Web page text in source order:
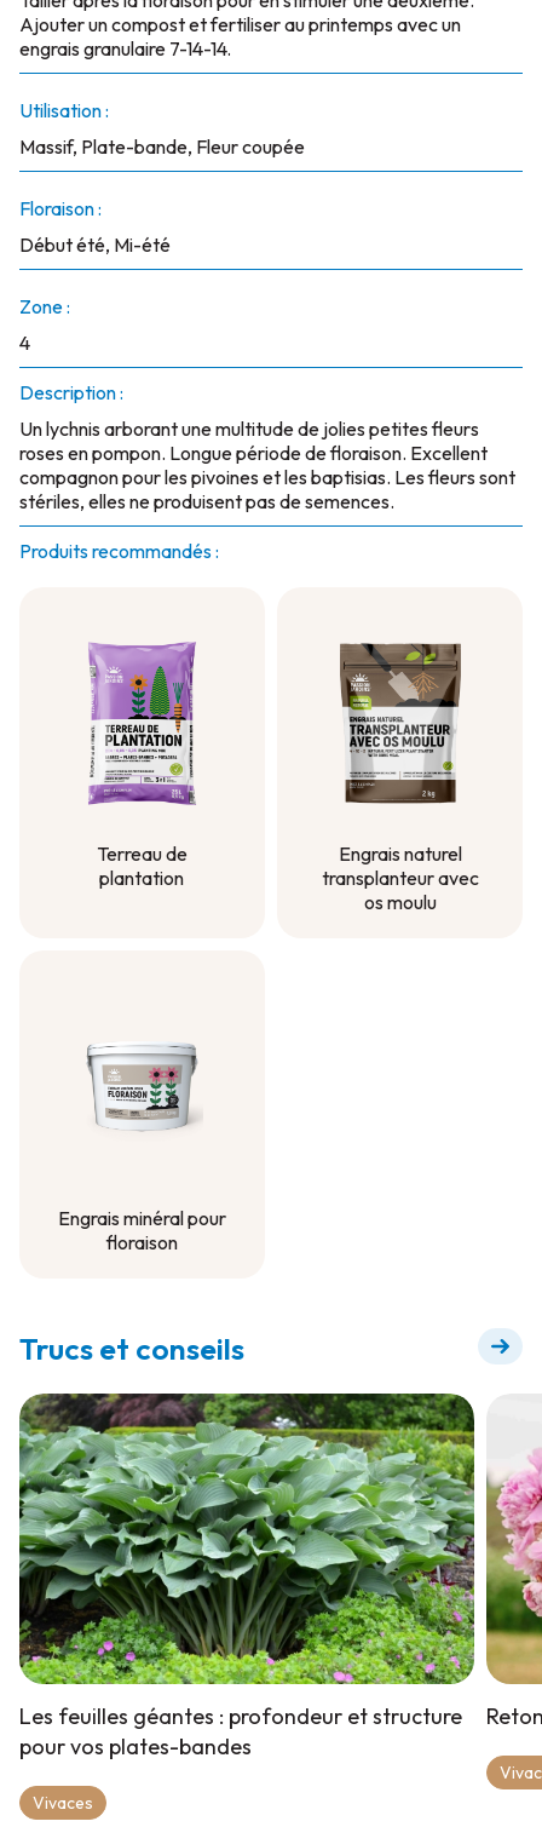
Ajouter un compost et fertiliser au printemps avec un
engrais granulaire 7-14-14.
Utilisation :
Massif, Plate-bande, Fleur coupée
Floraison :
Début été, Mi-été
Zone :
4
Description :
Un lychnis arborant une multitude de jolies petites fleurs
roses en pompon. Longue période de floraison. Excellent
compagnon pour les pivoines et les baptisias. Les fleurs sont
stériles, elles ne produisent pas de semences.
Produits recommandés :
Terreau de
plantation
Engrais naturel
transplanteur avec
os moulu
Engrais minéral pour
floraison
Trucs et conseils
Les feuilles géantes : profondeur et structure
pour vos plates-bandes
Vivaces